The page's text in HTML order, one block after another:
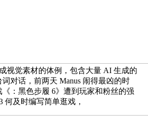
视觉素材的体例，包含大量 AI 生成的
对话，前两天 Manus 闹得最凶的时
：黑色步履 6》遭到玩家和粉丝的强
何及时编写简单逛戏，